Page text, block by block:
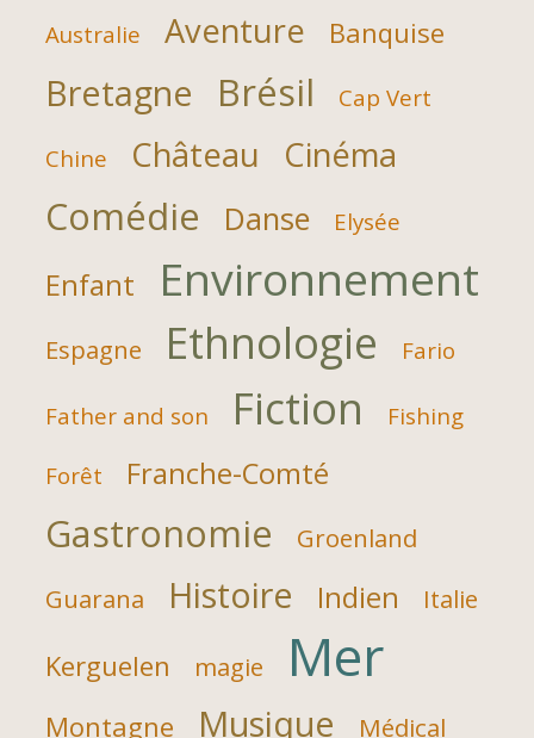
Australie Aventure Banquise
Bretagne Brésil Cap Vert
Chine Château Cinéma
Comédie Danse Elysée
Enfant Environnement
Espagne Ethnologie Fario
Father and son Fiction
Fishing
Forêt
Franche-Comté
Gastronomie
Groenland
Guarana
Histoire Indien Italie
Kerguelen magie Mer
Montagne Musique Médical